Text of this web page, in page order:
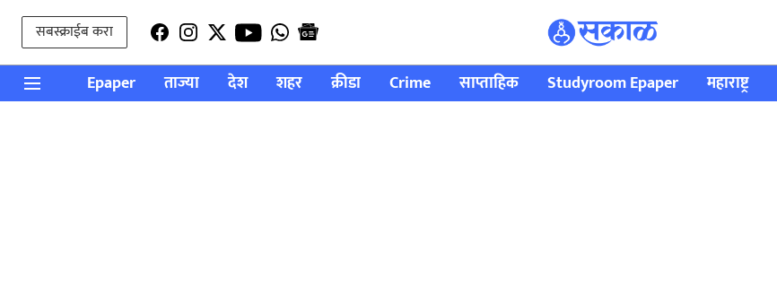
सबस्क्राईब करा
Epaper ताज्या देश शहर क्रीडा Crime साप्ताहिक Studyroom Epaper महाराष्ट्र